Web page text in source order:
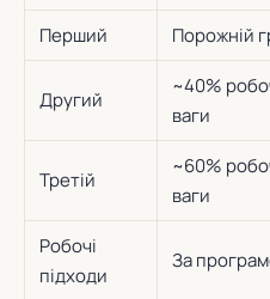
Перший
Порожній
Другий
~40%
ваги
Третій
~60%
ваги
Робочі
підходи
За